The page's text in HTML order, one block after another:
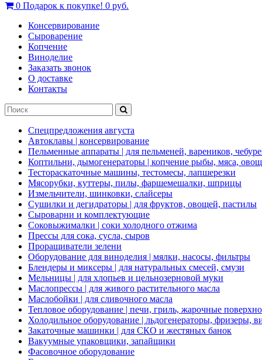
0 Подарок к покупке! 0 руб.
Консервирование
Сыроварение
Копчение
Виноделие
Заказать звонок
О доставке
Контакты
Спецпредложения августа
Автоклавы | консервирование
Пельменные аппараты | для пельменей, вареников,
Коптильни, дымогенераторы | копчение рыбы, мяса,
Тестораскаточные машины, тестомесы, лапшерезки
Мясорубки, куттеры, пилы, фаршемешалки, шприцы
Измельчители, шинковки, слайсеры
Сушилки и дегидраторы | для фруктов, овощей, пастилы
Сыроварни и комплектующие
Соковыжималки | соки холодного отжима
Прессы для сока, сусла, сыров
Проращиватели зелени
Оборудование для виноделия | мялки, насосы, фильтры
Блендеры и миксеры | для натуральных смесей, смузи
Мельницы | для хлопьев и цельнозерновой муки
Маслопрессы | для живого растительного масла
Маслобойки | для сливочного масла
Тепловое оборудование | печи, гриль, жарочные
Холодильное оборудование | льдогенераторы, фризеры,
Закаточные машинки | для СКО и жестяных банок
Вакуумные упаковщики, запайщики
Фасовочное оборудование